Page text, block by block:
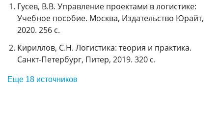
Гусев, В.В. Управление проектами в логистике:
Учебное пособие. Москва, Издательство Юрайт,
2020. 256 с.
Кириллов, С.Н. Логистика: теория и практика.
Санкт-Петербург, Питер, 2019. 320 с.
Еще 18 источников